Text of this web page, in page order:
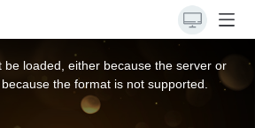
be loaded, either because the server or
the format is not supported.